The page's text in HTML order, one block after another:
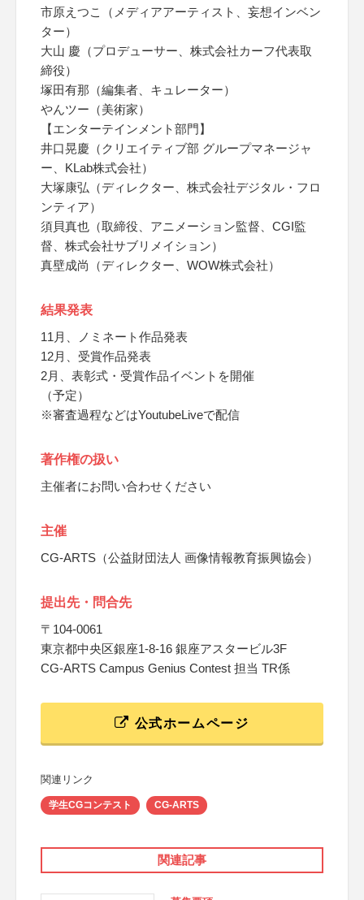
市原えつこ（メディアアーティスト、妄想インベン
ター）
大山 慶（プロデューサー、株式会社カーフ代表取
締役）
塚田有那（編集者、キュレーター）
やんツー（美術家）
【エンターテインメント部門】
井口晃慶（クリエイティブ部 グループマネージャ
ー、KLab株式会社）
大塚康弘（ディレクター、株式会社デジタル・フロ
ンティア）
須貝真也（取締役、アニメーション監督、CGI監
督、株式会社サブリメイション）
真壁成尚（ディレクター、WOW株式会社）
結果発表
11月、ノミネート作品発表
12月、受賞作品発表
2月、表彰式・受賞作品イベントを開催
（予定）
※審査過程などはYoutubeLiveで配信
著作権の扱い
主催者にお問い合わせください
主催
CG-ARTS（公益財団法人 画像情報教育振興協会）
提出先・問合先
〒104-0061
東京都中央区銀座1-8-16 銀座アスタービル3F
CG-ARTS Campus Genius Contest 担当 TR係
公式ホームページ
関連リンク
学生CGコンテスト CG-ARTS
関連記事